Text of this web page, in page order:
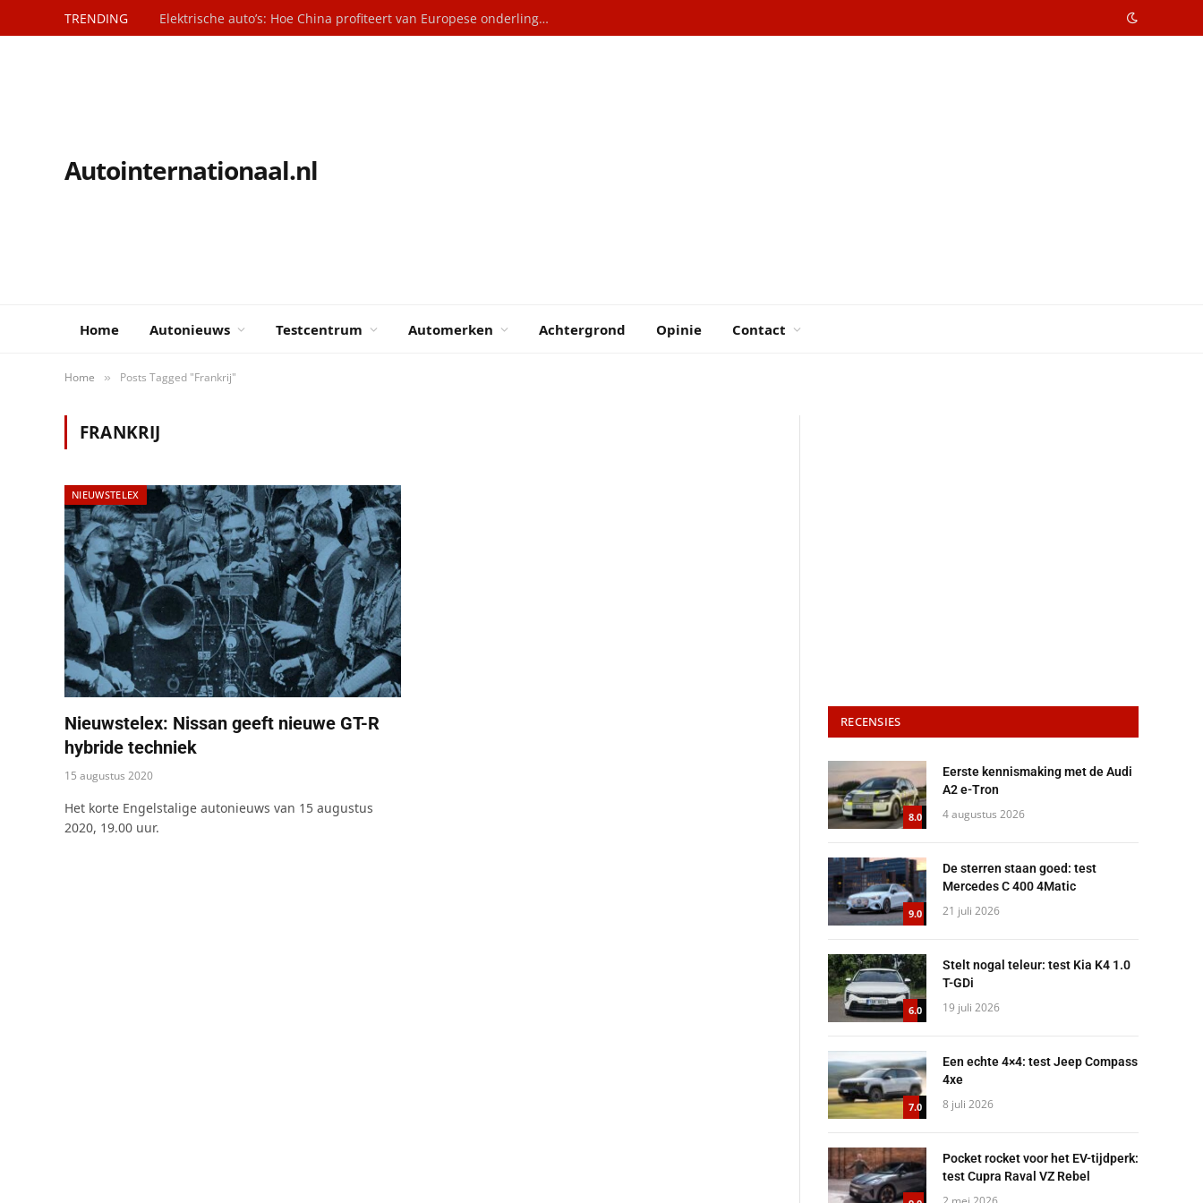
TRENDING Elektrische auto’s: Hoe China profiteert van Europese onderlinge rivaliteit
Autointernationaal.nl
Home Autonieuws Testcentrum Automerken Achtergrond Opinie Contact
Home » Posts Tagged "Frankrij"
FRANKRIJ
NIEUWSTELEX
Nieuwstelex: Nissan geeft nieuwe GT-R
hybride techniek
15 augustus 2020
Het korte Engelstalige autonieuws van 15 augustus
2020, 19.00 uur.
RECENSIES
8.0
Eerste kennismaking met de Audi
A2 e-Tron
4 augustus 2026
9.0
De sterren staan goed: test
Mercedes C 400 4Matic
21 juli 2026
6.0
Stelt nogal teleur: test Kia K4 1.0
T-GDi
19 juli 2026
7.0
Een echte 4×4: test Jeep Compass
4xe
8 juli 2026
Pocket rocket voor het EV-tijdperk:
test Cupra Raval VZ Rebel